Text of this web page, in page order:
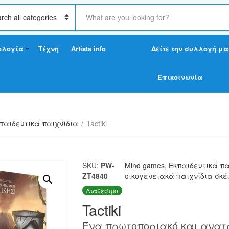
S
a
c
x
Τέχνη Artists info Δείτε την συλλογή
Επικοινωνία
παιχνίδια / Tactiki
SKU: PW-
ZT4840
Mind games, Εκπαιδευτικά
οικογενειακά παιχνίδια
Διαθέσιμο
Tactiki
Ένα πρωτοποριακό και